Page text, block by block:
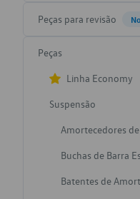
Peças para revisão
Peças
Linha Economy
Suspensão
Amortecedores
Buchas de Barra
Batentes de